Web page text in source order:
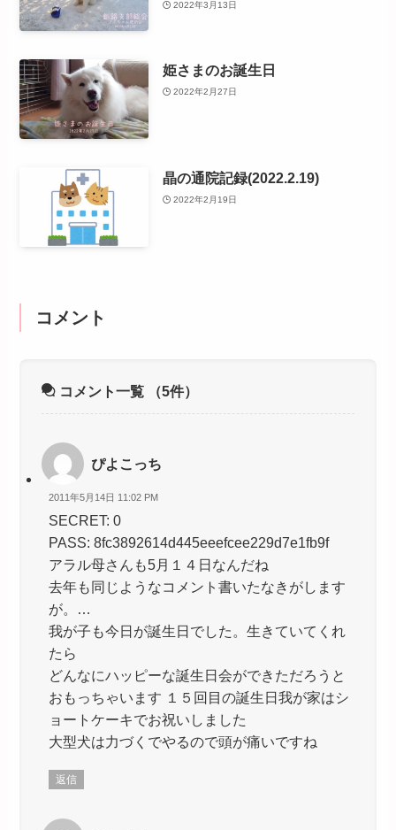
2022年3月13日
姫さまのお誕生日
2022年2月27日
晶の通院記録(2022.2.19)
2022年2月19日
コメント
コメント一覧 （5件）
ぴよこっち
2011年5月14日 11:02 PM
SECRET: 0
PASS: 8fc3892614d445eeefcee229d7e1fb9f
アラル母さんも5月１４日なんだね
去年も同じようなコメント書いたなきがします
が。…
我が子も今日が誕生日でした。生きていてくれ
たら
どんなにハッピーな誕生日会ができただろうと
おもっちゃいます １５回目の誕生日我が家はシ
ョートケーキでお祝いしました
大型犬は力づくでやるので頭が痛いですね
返信